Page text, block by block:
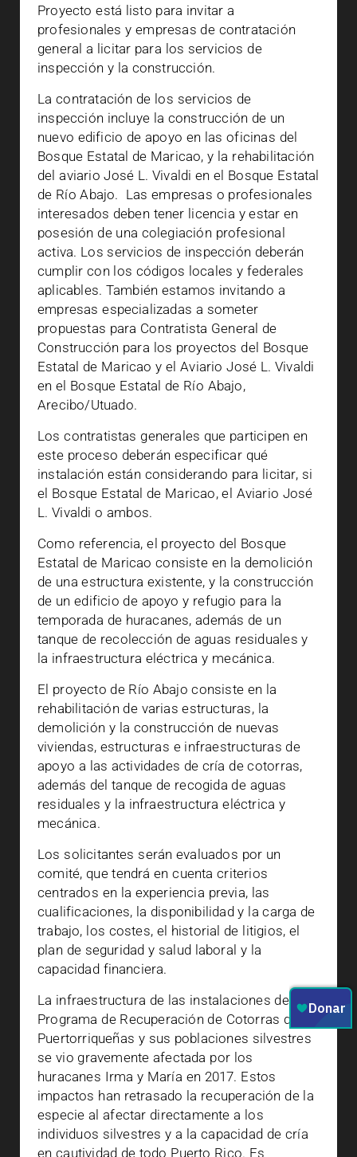
Proyecto está listo para invitar a
profesionales y empresas de contratación
general a licitar para los servicios de
inspección y la construcción.
La contratación de los servicios de
inspección incluye la construcción de un
nuevo edificio de apoyo en las oficinas del
Bosque Estatal de Maricao, y la rehabilitación
del aviario José L. Vivaldi en el Bosque Estatal
de Río Abajo. Las empresas o profesionales
interesados deben tener licencia y estar en
posesión de una colegiación profesional
activa. Los servicios de inspección deberán
cumplir con los códigos locales y federales
aplicables. También estamos invitando a
empresas especializadas a someter
propuestas para Contratista General de
Construcción para los proyectos del Bosque
Estatal de Maricao y el Aviario José L. Vivaldi
en el Bosque Estatal de Río Abajo,
Arecibo/Utuado.
Los contratistas generales que participen en
este proceso deberán especificar qué
instalación están considerando para licitar, si
el Bosque Estatal de Maricao, el Aviario José
L. Vivaldi o ambos.
Como referencia, el proyecto del Bosque
Estatal de Maricao consiste en la demolición
de una estructura existente, y la construcción
de un edificio de apoyo y refugio para la
temporada de huracanes, además de un
tanque de recolección de aguas residuales y
la infraestructura eléctrica y mecánica.
El proyecto de Río Abajo consiste en la
rehabilitación de varias estructuras, la
demolición y la construcción de nuevas
viviendas, estructuras e infraestructuras de
apoyo a las actividades de cría de cotorras,
además del tanque de recogida de aguas
residuales y la infraestructura eléctrica y
mecánica.
Los solicitantes serán evaluados por un
comité, que tendrá en cuenta criterios
centrados en la experiencia previa, las
cualificaciones, la disponibilidad y la carga de
trabajo, los costes, el historial de litigios, el
plan de seguridad y salud laboral y la
capacidad financiera.
La infraestructura de las instalaciones del
Programa de Recuperación de Cotorras de
Puertorriqueñas y sus poblaciones silvestres
se vio gravemente afectada por los
huracanes Irma y María en 2017. Estos
impactos han retrasado la recuperación de la
especie al afectar directamente a los
individuos silvestres y a la capacidad de cría
en cautividad de todo Puerto Rico. Es